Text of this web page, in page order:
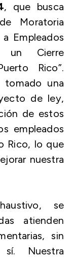
, que busca
Moratoria
Empleados
un Cierre
Rico”.
tomado una
de ley,
de estos
empleados
Rico, lo que
nuestra
se
atienden
sin
Nuestra